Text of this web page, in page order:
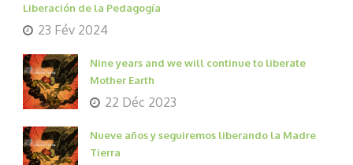
Liberación de la Pedagogía
23 Fév 2024
Nine years and we will continue to liberate
Mother Earth
22 Déc 2023
Nueve años y seguiremos liberando la Madre
Tierra